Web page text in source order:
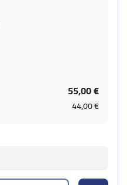
55,00 €
44,00 €